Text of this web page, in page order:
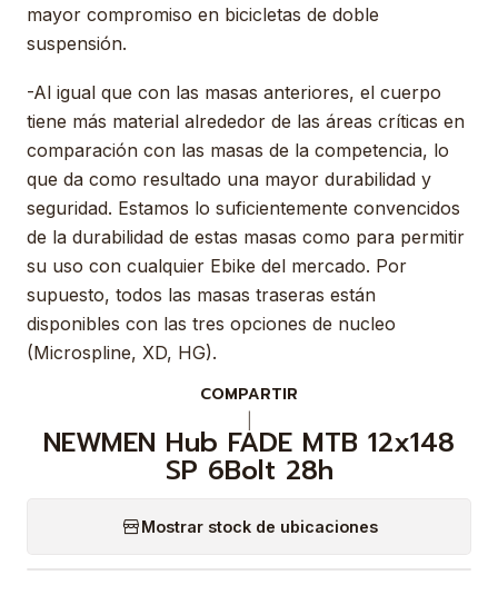
mayor compromiso en bicicletas de doble
suspensión.
-Al igual que con las masas anteriores, el cuerpo
tiene más material alrededor de las áreas críticas en
comparación con las masas de la competencia, lo
que da como resultado una mayor durabilidad y
seguridad. Estamos lo suficientemente convencidos
de la durabilidad de estas masas como para permitir
su uso con cualquier Ebike del mercado. Por
supuesto, todos las masas traseras están
disponibles con las tres opciones de nucleo
(Microspline, XD, HG).
COMPARTIR
NEWMEN Hub FADE MTB 12x148
SP 6Bolt 28h
Mostrar stock de ubicaciones